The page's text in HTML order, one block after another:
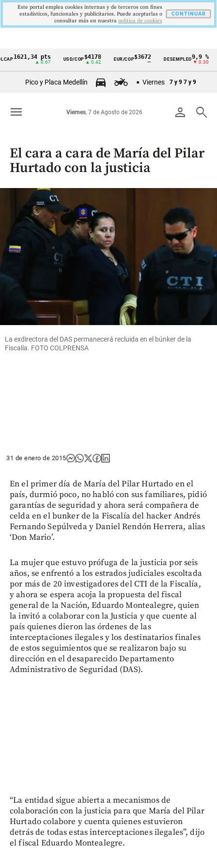
Cintillo
Colombia
pts USD/COP$4178
▲ 0.42
EUR/COP$3672
—
DESEMPLEO9,9 %
▼ 0.30
PIB
Pico y Placa Medellín Viernes 7 y 9 7 y 9
person search
Viernes, 7 de Agosto de 2026
menu
El cara a cara de María del Pilar
Hurtado con la justicia
La exdirectora del DAS permanecerá recluida en el búnker de la
Fiscalía. FOTO COLPRENSA
31 de enero de 2015
En el primer día de María del Pilar Hurtado en el
país, durmió poco, no habló con sus familiares, pidió
garantías de seguridad y ahora será compañera de
celda en el bunker de la Fiscalía del hacker Andrés
Fernando Sepúlveda y Daniel Rendón Herrera, alias
‘Don Mario’.
La mujer que estuvo prófuga de la justicia por seis
años, se enfrentó a los estrados judiciales escoltada
por más de 20 investigadores del CTI de la Fiscalía,
y ahora se espera acoja la propuesta del fiscal
general de la Nación, Eduardo Montealegre, quien
la invitó a colaborar con la Justicia y que cuente al
país quienes dieron las órdenes de las
interceptaciones ilegales y los destinatarios finales
de estos seguimientos que se realizaron bajo su
dirección en el desaparecido Departamento
Administrativo de Seguridad (DAS).
“La entidad sigue abierta a mecanismos de
colaboración con la justicia para que María del Pilar
Hurtado colabore y cuenta quienes estuvieron
detrás de todas estas interceptaciones ilegales”, dijo
el fiscal Eduardo Montealegre.
Este portal emplea cookies internas y de terceros con fines
estadísticos, funcionales y publicitarios. Puede aceptarlas o
consultar más en nuestra politica de cookies
CONTINUAR